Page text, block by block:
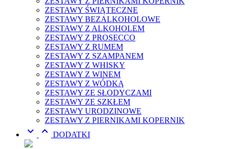
ZESTAWY ŚWIĄTECZNE
ZESTAWY BEZALKOHOLOWE
ZESTAWY Z ALKOHOLEM
ZESTAWY Z PROSECCO
ZESTAWY Z RUMEM
ZESTAWY Z SZAMPANEM
ZESTAWY Z WHISKY
ZESTAWY Z WINEM
ZESTAWY Z WÓDKĄ
ZESTAWY ZE SŁODYCZAMI
ZESTAWY ZE SZKŁEM
ZESTAWY URODZINOWE
ZESTAWY Z PIERNIKAMI KOPERNIK
  DODATKI